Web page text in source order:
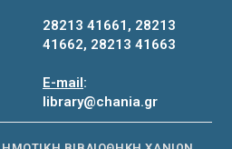
28213 41661 , 28213
41662, 28213 41663
E-mail:
library@chania.gr